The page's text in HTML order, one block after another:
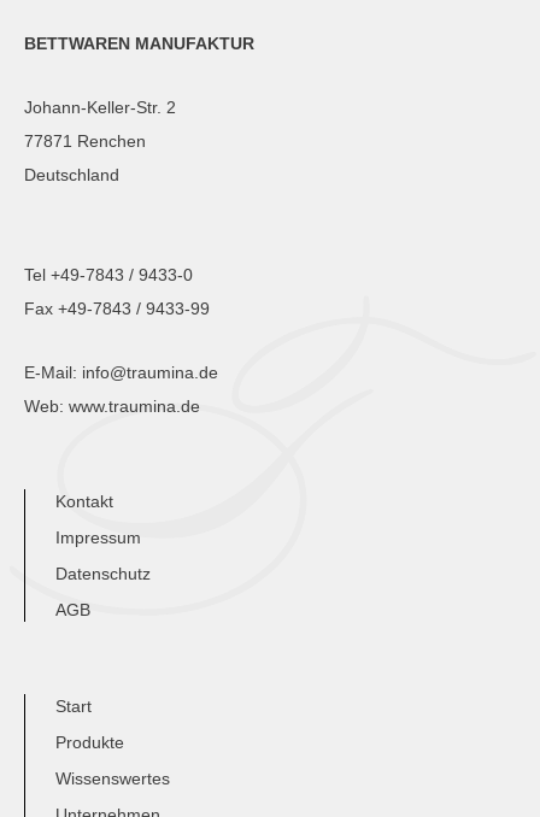
BETTWAREN MANUFAKTUR
Johann-Keller-Str. 2
77871 Renchen
Deutschland
Tel +49-7843 / 9433-0
Fax +49-7843 / 9433-99
E-Mail: info@traumina.de
Web: www.traumina.de
Kontakt
Impressum
Datenschutz
AGB
Start
Produkte
Wissenswertes